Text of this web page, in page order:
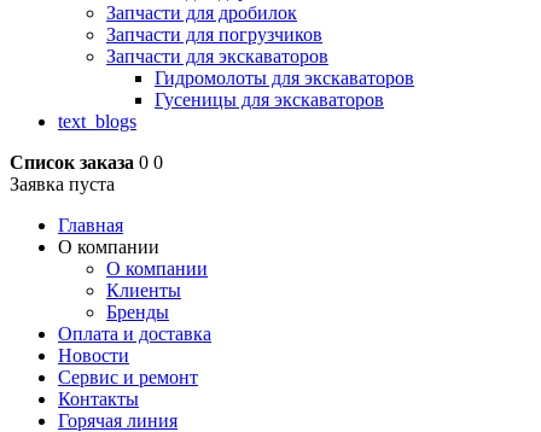
Запчасти для дробилок
Запчасти для погрузчиков
Запчасти для экскаваторов
Гидромолоты для экскаваторов
Гусеницы для экскаваторов
text_blogs
Список заказа 0 0
Заявка пуста
Главная
О компании
О компании
Клиенты
Бренды
Оплата и доставка
Новости
Сервис и ремонт
Контакты
Горячая линия